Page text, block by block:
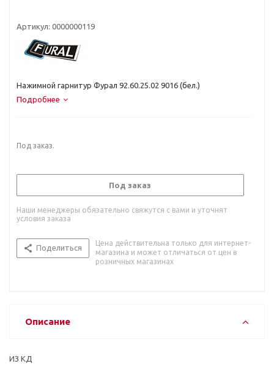
Артикул: 0000000119
Нажимной гарнитур Фурал 92.60.25.02 9016 (бел.)
Подробнее
Под заказ.
Под заказ
Наши менеджеры обязательно свяжутся с вами и уточнят
условия заказа
Поделиться
Цена действительна только для интернет-
магазина и может отличаться от цен в
розничных магазинах
Описание
ИЗ КД